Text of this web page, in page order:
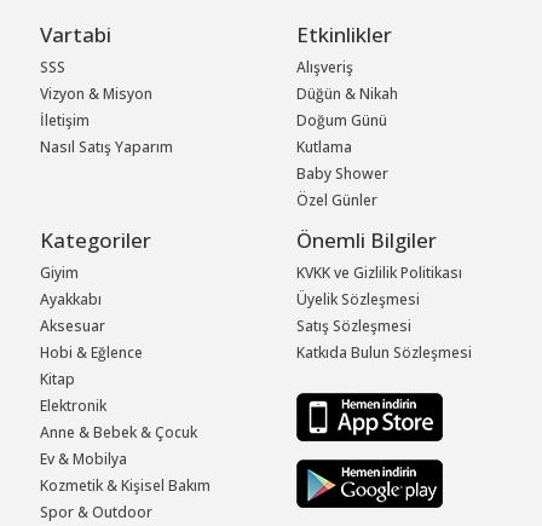
Vartabi
SSS
Vizyon & Misyon
İletişim
Nasıl Satış Yaparım
Etkinlikler
Alışveriş
Düğün & Nikah
Doğum Günü
Kutlama
Baby Shower
Özel Günler
Kategoriler
Giyim
Ayakkabı
Aksesuar
Hobi & Eğlence
Kitap
Elektronik
Anne & Bebek & Çocuk
Ev & Mobilya
Kozmetik & Kişisel Bakım
Spor & Outdoor
Önemli Bilgiler
KVKK ve Gizlilik Politikası
Üyelik Sözleşmesi
Satış Sözleşmesi
Katkıda Bulun Sözleşmesi